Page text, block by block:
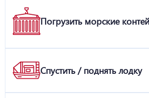
Погрузить морские
Спустить / поднять лодку